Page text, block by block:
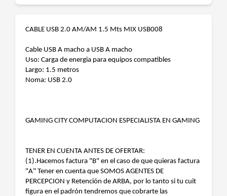
CABLE USB 2.0 AM/AM 1.5 Mts MIX USB008
Cable USB A macho a USB A macho
Uso: Carga de energia para equipos compatibles
Largo: 1.5 metros
Noma: USB 2.0
GAMING CITY COMPUTACION ESPECIALISTA EN GAMING
TENER EN CUENTA ANTES DE OFERTAR:
(1).Hacemos factura "B" en el caso de que quieras factura
"A" Tener en cuenta que SOMOS AGENTES DE
PERCEPCION y Retención de ARBA, por lo tanto si tu cuit
figura en el padrón tendremos que cobrarte las